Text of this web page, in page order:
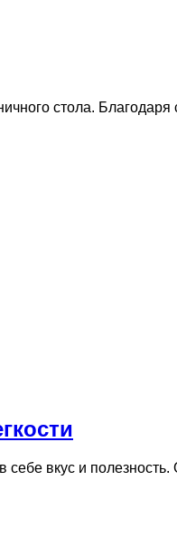
стола. Благодаря
себе вкус и